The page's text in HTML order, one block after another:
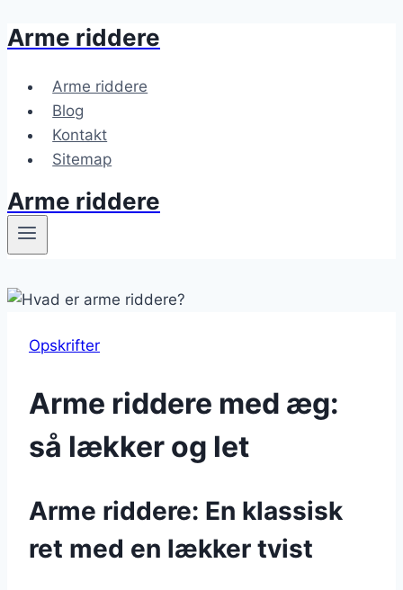
Fortsæt
indhold
Arme riddere
Arme riddere
Blog
Kontakt
Sitemap
Arme riddere
Opskrifter
Arme riddere med æg:
så lækker og let
Arme riddere: En klassisk
ret med en lækker tvist